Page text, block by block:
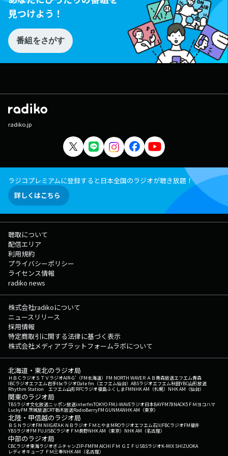
見つけよう！
番組をさがす
radiko.jp
ラジコプレミアムに登録すると日本全国のラジオが聴き放題！
詳しくはこちら
聴取について
配信エリア
利用規約
プライバシーポリシー
ライセンス情報
radiko news
株式会社radikoについて
ニュースリリース
採用情報
特定商取引に関する法律に基づく表示
株式会社メディアプラットフォームラボについて
北海道・東北のラジオ局
ＨＢＣラジオＳＴＶラジオAIR-G'（FM北海道） FM NORTH WAVEＲＡＢ青森放送エフエム青森
IBCラジオエフエム岩手tbcラジオDate fm（エフエム仙台） ABSラジオエフエム秋田YBC山形放送
Rhythm Station エフエム山形RFCラジオ福島ふくしまFMNHK AM（札幌） NHK AM（仙台）
関東のラジオ局
TBSラジオ文化放送ニッポン放送interfmTOKYO FMJ-WAVEラジオ日本BAYFM78NACK5 ＦＭヨコハマ
LuckyFM 茨城放送CRT栃木放送RadioBerryFM GUNMANHK AM（東京）
北陸・甲信越のラジオ局
ＢＳＮラジオFM NIIGATAＫＮＢラジオ ＦＭとやまMROラジオエフエム石川FBCラジオFM福井
YBSラジオFM FUJISBCラジオ ＦＭ長野NHK AM（東京） NHK AM（名古屋）
中部のラジオ局
CBCラジオ東海ラジオぎふチャンZIP-FMFM AICHI ＦＭ ＧＩＦＵ SBSラジオK-MIX SHIZUOKA
レディオキューブ ＦＭ三重NHK AM（名古屋）